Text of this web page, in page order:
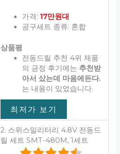
가격: 17만원대
공구세트 종류: 혼합
상품평
전동드릴 추천 4위 제품
의 긍정 후기에는 추천받
아서 샀는데 마음에든다.
는 내용이 있었습니다.
최저가 보기
2. 스위스밀리터리 4.8V 전동드
릴 세트 SMT-480M, 1세트